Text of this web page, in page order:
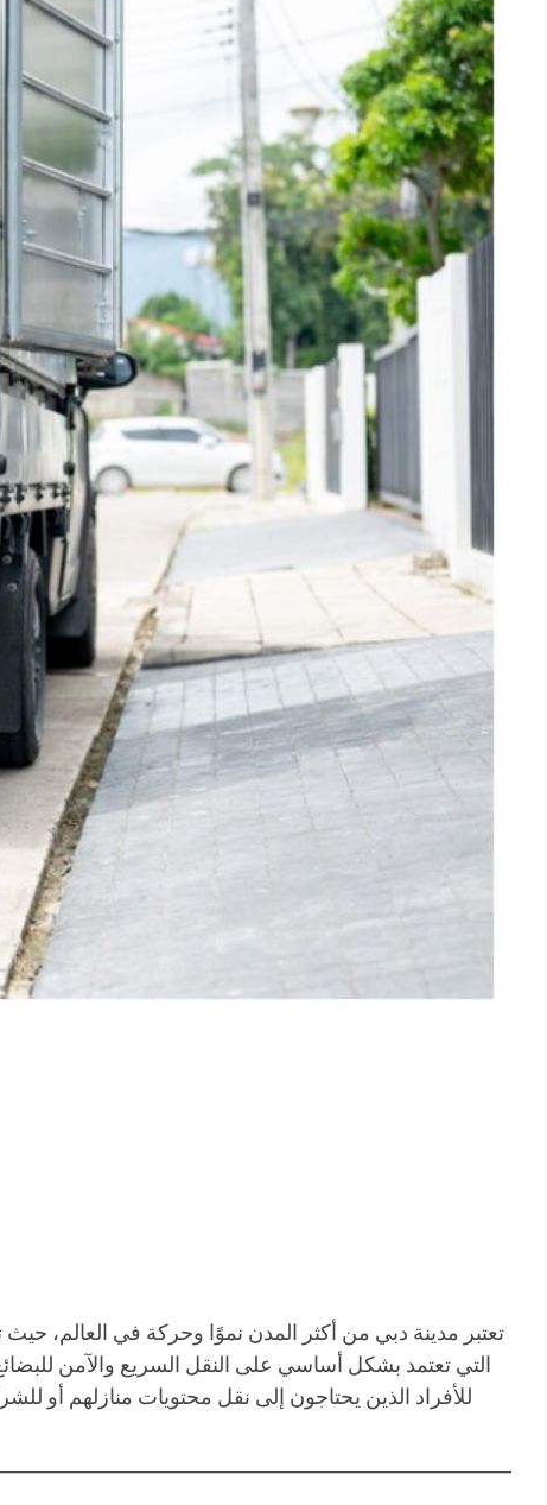
تعتبر مدينة دبي من أكثر المدن نموًا وحركة في العالم،
التي تعتمد بشكل أساسي على النقل السريع والآمن
للأفراد الذين يحتاجون إلى نقل محتويات منازلهم أو